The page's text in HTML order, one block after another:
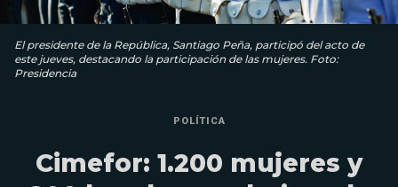
El presidente de la República, Santiago Peña, participó del acto de
este jueves, destacando la participación de las mujeres. Foto:
Presidencia
POLÍTICA
Cimefor: 1.200 mujeres y